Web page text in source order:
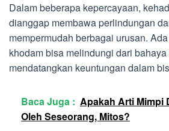
Dalam beberapa kepercayaan,
dianggap membawa perlindungan
mempermudah berbagai urusan.
khodam bisa melindungi dari
mendatangkan keuntungan dalam
Baca Juga : Apakah Arti Mimpi
Oleh Seseorang, Mitos?